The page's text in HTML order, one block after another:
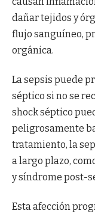
dañar tejidos y
flujo sanguíneo,
orgánica.
La sepsis puede
séptico si no se
shock séptico
peligrosamente
tratamiento, la
a largo plazo,
y síndrome post-
Esta afección